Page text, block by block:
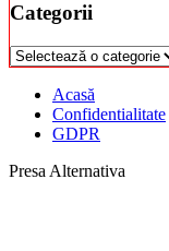
Categorii
Categorii
Acasă
Confidentialitate
GDPR
Presa Alternativa